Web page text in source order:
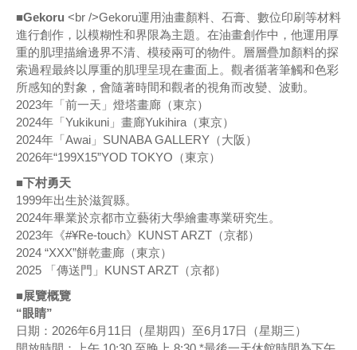
■Gekoru <br />Gekoru運用油畫顏料、石膏、數位印刷等材料
進行創作，以模糊性和界限為主題。在油畫創作中，他運用厚
重的肌理描繪邊界不清、模稜兩可的物件。層層疊加顏料的探
索過程最終以厚重的肌理呈現在畫面上。觀者循著筆觸和色彩
所感知的對象，會隨著時間和觀者的視角而改變、波動。
2023年「前一天」燈塔畫廊（東京）
2024年「Yukikuni」畫廊Yukihira（東京）
2024年「Awai」SUNABA GALLERY（大阪）
2026年“199X15”YOD TOKYO（東京）
■下村勇天
1999年出生於滋賀縣。
2024年畢業於京都市立藝術大學繪畫專業研究生。
2023年《#¥Re-touch》KUNST ARZT（京都）
2024 “XXX”餅乾畫廊（東京）
2025 「傳送門」KUNST ARZT（京都）
■展覽概覽
“眼睛”
日期：2026年6月11日（星期四）至6月17日（星期三）